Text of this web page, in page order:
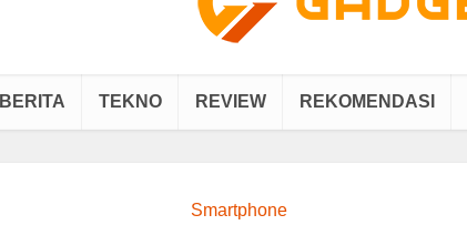
BERITA TEKNO REVIEW REKOMENDASI
Smartphone